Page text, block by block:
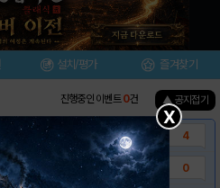
설치/평가 즐겨찾기
진행중인 이벤트0건 ▲ 공지접기
! 유머 게시.. 4
어 멀티를.. 0
X